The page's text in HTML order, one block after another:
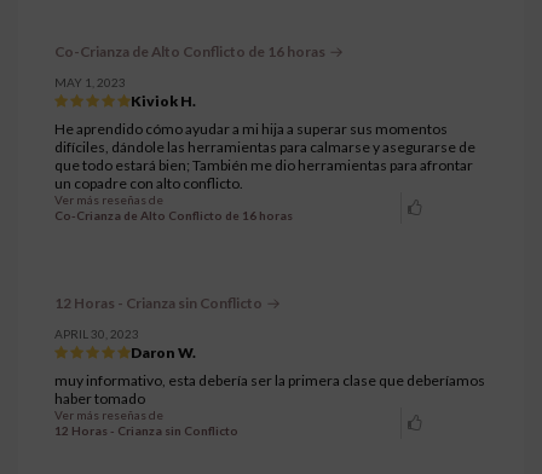
Co-Crianza de Alto Conflicto de 16 horas
MAY 1, 2023
Kiviok H.
He aprendido cómo ayudar a mi hija a superar sus momentos
difíciles, dándole las herramientas para calmarse y asegurarse de
que todo estará bien; También me dio herramientas para afrontar
un copadre con alto conflicto.
Ver más reseñas de
Co-Crianza de Alto Conflicto de 16 horas
12 Horas - Crianza sin Conflicto
APRIL 30, 2023
Daron W.
muy informativo, esta debería ser la primera clase que deberíamos
haber tomado
Ver más reseñas de
12 Horas - Crianza sin Conflicto